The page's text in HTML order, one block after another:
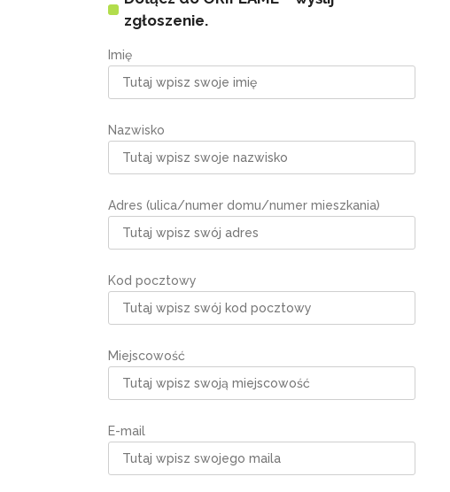
zgłoszenie.
Imię
Nazwisko
Adres (ulica/numer domu/numer mieszkania)
Kod pocztowy
Miejscowość
E-mail